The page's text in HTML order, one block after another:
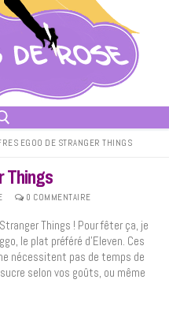
EGOO DE STRANGER THINGS
Things
0 COMMENTAIRE
Things ! Pour fêter ça, je
le plat préféré d’Eleven. Ces
nécessitent pas de temps de
selon vos goûts, ou même